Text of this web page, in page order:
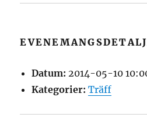
Datum: 2014-05-10
Kategorier: Träff